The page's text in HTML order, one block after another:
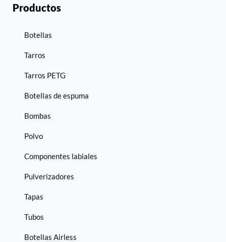
Productos
Botellas
Tarros
Tarros PETG
Botellas de espuma
Bombas
Polvo
Componentes labiales
Pulverizadores
Tapas
Tubos
Botellas Airless